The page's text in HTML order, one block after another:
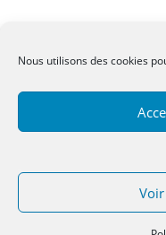
Nous utilisons des cookies
CGV-
Copyright 2022